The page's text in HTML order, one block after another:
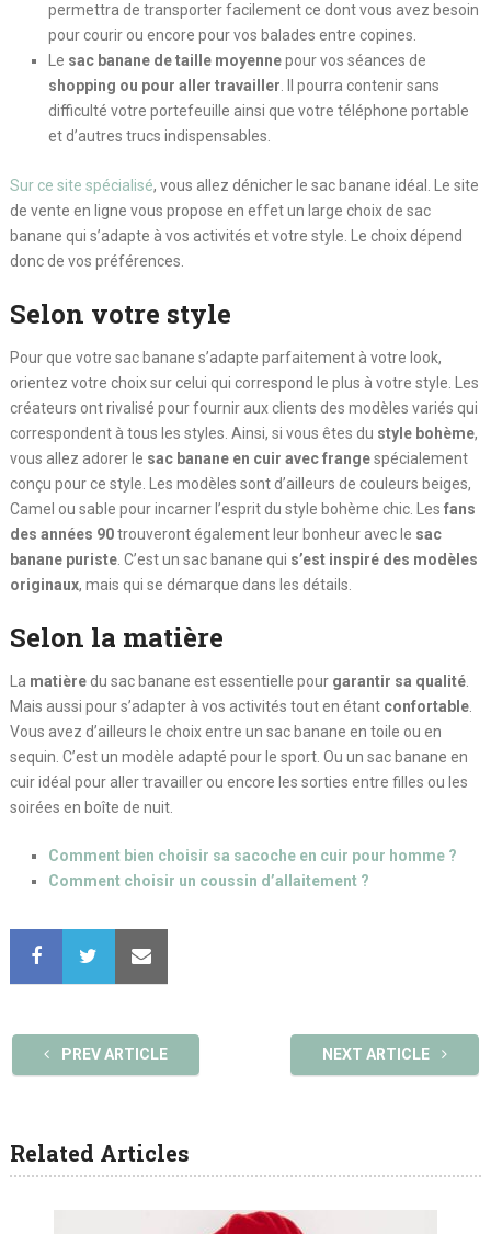
permettra de transporter facilement ce dont vous avez besoin
pour courir ou encore pour vos balades entre copines.
Le sac banane de taille moyennepour vos séances de
shopping ou pour aller travailler. Il pourra contenir sans
difficulté votre portefeuille ainsi que votre téléphone portable
et d’autres trucs indispensables.
Sur ce site spécialisé, vous allez dénicher le sac banane idéal. Le site
de vente en ligne vous propose en effet un large choix de sac
banane qui s’adapte à vos activités et votre style. Le choix dépend
donc de vos préférences.
Selon votre style
Pour que votre sac banane s’adapte parfaitement à votre look,
orientez votre choix sur celui qui correspond le plus à votre style. Les
créateurs ont rivalisé pour fournir aux clients des modèles variés qui
correspondent à tous les styles. Ainsi, si vous êtes du style bohème,
vous allez adorer le sac banane en cuir avec frangespécialement
conçu pour ce style. Les modèles sont d’ailleurs de couleurs beiges,
Camel ou sable pour incarner l’esprit du style bohème chic. Les fans
des années 90trouveront également leur bonheur avec le sac
banane puriste. C’est un sac banane qui s’est inspiré des modèles
originaux, mais qui se démarque dans les détails.
Selon la matière
La matière du sac banane est essentielle pour garantir sa qualité.
Mais aussi pour s’adapter à vos activités tout en étant confortable.
Vous avez d’ailleurs le choix entre un sac banane en toile ou en
sequin. C’est un modèle adapté pour le sport. Ou un sac banane en
cuir idéal pour aller travailler ou encore les sorties entre filles ou les
soirées en boîte de nuit.
Comment bien choisir sa sacoche en cuir pour homme ?
Comment choisir un coussin d’allaitement ?
PREV ARTICLE NEXT ARTICLE
Related Articles